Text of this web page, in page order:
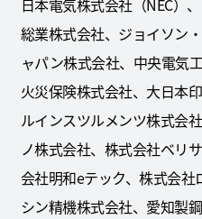
日本電気株式会社（NEC）
総業株式会社、ジョイソン
ャパン株式会社、中央電気
火災保険株式会社、大日本
ルインスツルメンツ株式会
ノ株式会社、株式会社ベリ
会社明和eテック、株式会
シン精機株式会社、愛知製